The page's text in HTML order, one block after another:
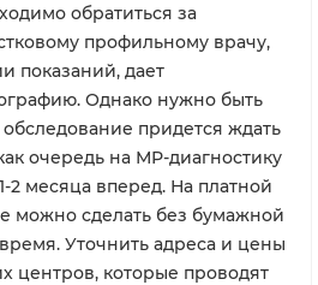
обратиться за
профильному врачу,
показаний, дает
Однако нужно быть
придется ждать
очередь на МР-диагностику
2 месяца вперед. На платной
можно сделать без бумажной
Уточнить адреса и цены
центров, которые проводят